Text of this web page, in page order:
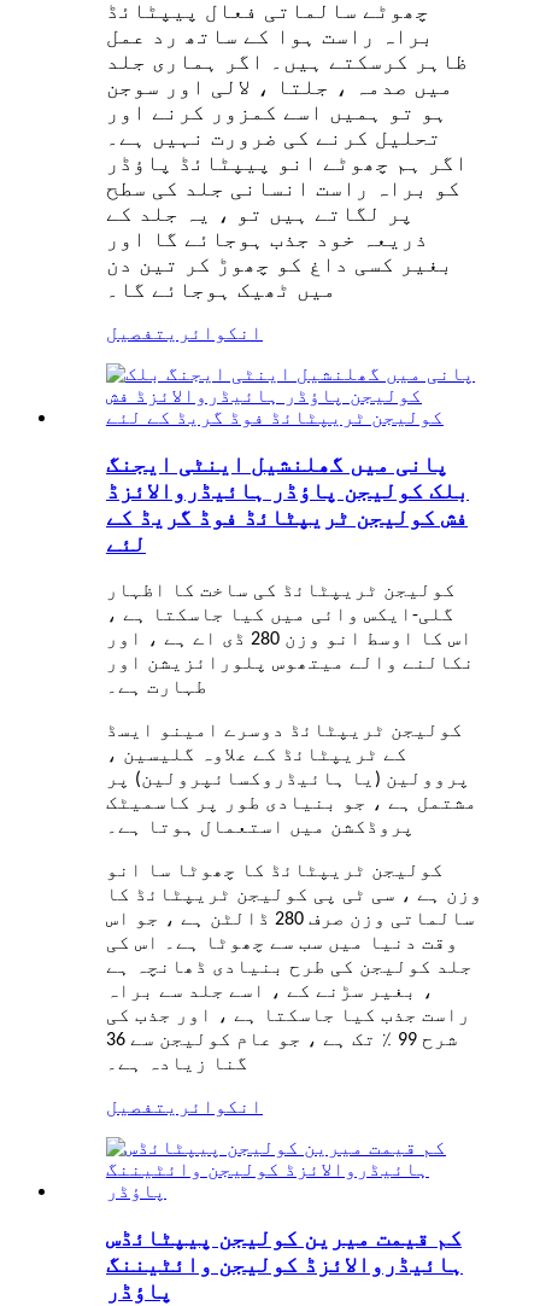
چھوٹے سالماتی فعال پیپٹائڈ
براہ راست ہوا کے ساتھ رد عمل
ظاہر کرسکتے ہیں۔ اگر ہماری جلد
میں صدمہ ، جلتا ، لالی اور سوجن
ہو تو ہمیں اسے کمزور کرنے اور
تحلیل کرنے کی ضرورت نہیں ہے۔
اگر ہم چھوٹے انو پیپٹائڈ پاؤڈر
کو براہ راست انسانی جلد کی سطح
پر لگاتے ہیں تو ، یہ جلد کے
ذریعہ خود جذب ہوجائے گا اور
بغیر کسی داغ کو چھوڑ کر تین دن
میں ٹھیک ہوجائے گا۔
انکوائری تفصیل
پانی میں گھلنشیل اینٹی ایجنگ
بلک کولیجن پاؤڈر ہائیڈروالائزڈ
فش کولیجن ٹریپٹائڈ فوڈ گریڈ کے
لئے
کولیجن ٹریپٹائڈ کی ساخت کا اظہار
گلی-ایکس وائی میں کیا جاسکتا ہے ،
اس کا اوسط انو وزن 280 ڈی اے ہے ، اور
نکالنے والے میتھوس پلورائزیشن اور
طہارت ہے۔
کولیجن ٹریپٹائڈ دوسرے امینو ایسڈ
کے ٹریپٹائڈ کے علاوہ گلیسین ،
پروولین (یا ہائیڈروکسائپرولین) پر
مشتمل ہے ، جو بنیادی طور پر کاسمیٹک
پروڈکشن میں استعمال ہوتا ہے۔
کولیجن ٹریپٹائڈ کا چھوٹا سا انو
وزن ہے ، سی ٹی پی کولیجن ٹریپٹائڈ کا
سالماتی وزن صرف 280 ڈالٹن ہے ، جو اس
وقت دنیا میں سب سے چھوٹا ہے۔ اس کی
جلد کولیجن کی طرح بنیادی ڈھانچہ ہے
، بغیر سڑنے کے ، اسے جلد سے براہ
راست جذب کیا جاسکتا ہے ، اور جذب کی
شرح 99 ٪ تک ہے ، جو عام کولیجن سے 36
گنا زیادہ ہے۔
انکوائری تفصیل
کم قیمت میرین کولیجن پیپٹائڈس
ہائیڈروالائزڈ کولیجن وائٹیننگ
پاؤڈر